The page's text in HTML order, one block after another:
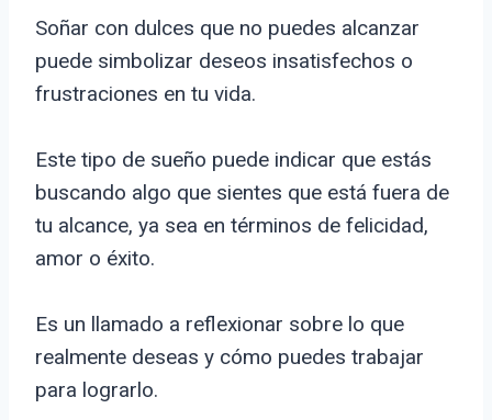
Soñar con dulces que no puedes alcanzar
puede simbolizar deseos insatisfechos o
frustraciones en tu vida.
Este tipo de sueño puede indicar que estás
buscando algo que sientes que está fuera de
tu alcance, ya sea en términos de felicidad,
amor o éxito.
Es un llamado a reflexionar sobre lo que
realmente deseas y cómo puedes trabajar
para lograrlo.